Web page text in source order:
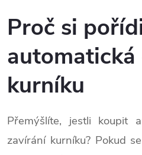
Proč si
kurníku
Přemýšlíte, jestli koupit
zavírání kurníku? Pokud